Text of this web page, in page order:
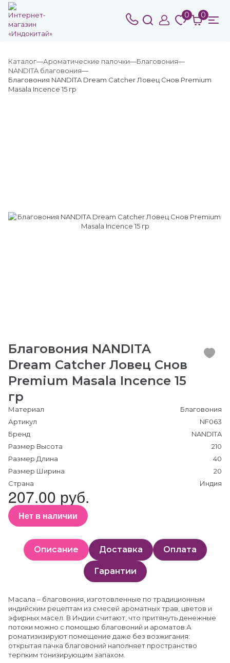
0 0
Каталог Ароматические палочки
Благовония
NANDITA благовония
Благовония NANDITA Dream Catcher Ловец Снов Premium
Masala Incence 15 гр
Благовония NANDITA
Dream Catcher Ловец Снов
Premium Masala Incence 15
гр
Материал
Благовония
Артикул
NF063
Бренд
NANDITA
Размер Высота
210
Размер Длина
40
Размер Ширина
20
Страна
Индия
207.00 руб.
Нет в наличии
Описание Доставка Оплата
Гарантии
Масала – благовония, изготовленные по традиционным
индийским рецептам из смесей ароматных трав, цветов и
эфирных масел. В Индии считают, что притянуть денежные
потоки можно с помощью благовоний и ароматов.А
роматизизируют помещение даже без возжигания:
открытая пачка благовоний наполняет пространство
терпким тонизирующим запахом.